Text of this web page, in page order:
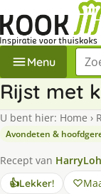
Menu
Rijst met
U bent hier: Home ›
Avondeten &
Recept van
👍Lekker!